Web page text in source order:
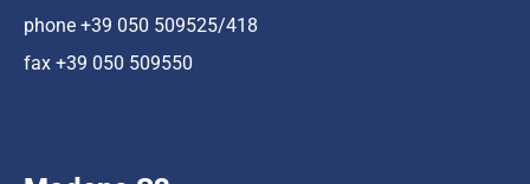
phone +39 050 509525/418
fax +39 050 509550